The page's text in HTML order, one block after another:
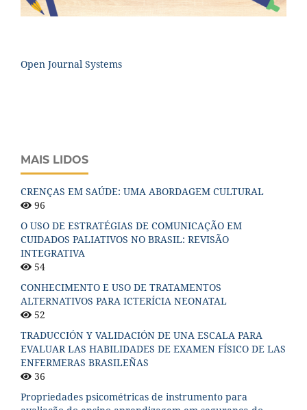
Open Journal Systems
MAIS LIDOS
CRENÇAS EM SAÚDE: UMA ABORDAGEM CULTURAL
96
O USO DE ESTRATÉGIAS DE COMUNICAÇÃO EM
CUIDADOS PALIATIVOS NO BRASIL: REVISÃO
INTEGRATIVA
54
CONHECIMENTO E USO DE TRATAMENTOS
ALTERNATIVOS PARA ICTERÍCIA NEONATAL
52
TRADUCCIÓN Y VALIDACIÓN DE UNA ESCALA PARA
EVALUAR LAS HABILIDADES DE EXAMEN FÍSICO DE LAS
ENFERMERAS BRASILEÑAS
36
Propriedades psicométricas de instrumento para